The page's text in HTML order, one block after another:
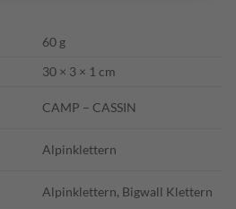
60 g
30 × 3 × 1 cm
CAMP – CASSIN
Alpinklettern
Alpinklettern, Bigwall Klettern